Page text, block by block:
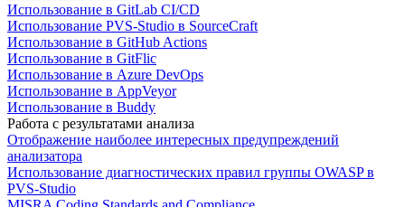
Использование в GitLab CI/CD
Использование PVS-Studio в SourceCraft
Использование в GitHub Actions
Использование в GitFlic
Использование в Azure DevOps
Использование в AppVeyor
Использование в Buddy
Работа с результатами анализа
Отображение наиболее интересных предупреждений
анализатора
Использование диагностических правил группы OWASP в
PVS-Studio